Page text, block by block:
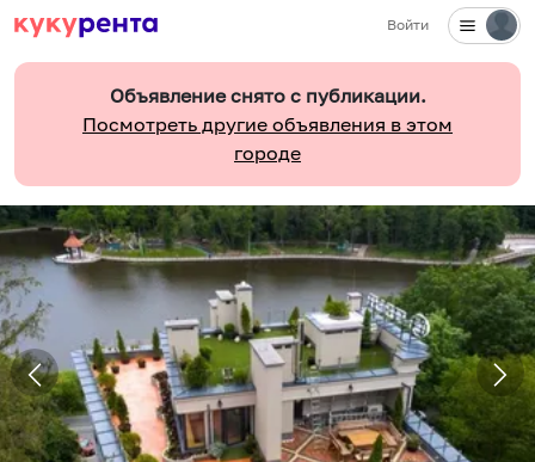
Войти
Объявление снято с публикации.
Посмотреть другие объявления в этом
городе